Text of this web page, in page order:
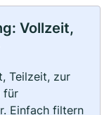
Vollzeit,
Teilzeit, zur
für
Einfach filtern